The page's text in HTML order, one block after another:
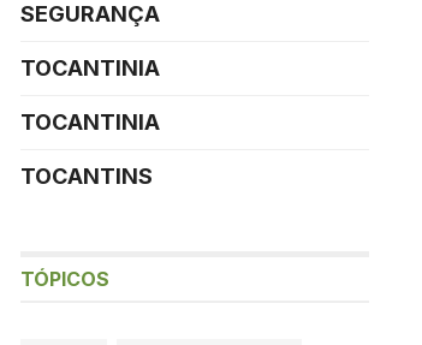
SEGURANÇA
TOCANTINIA
TOCANTINIA
TOCANTINS
TÓPICOS